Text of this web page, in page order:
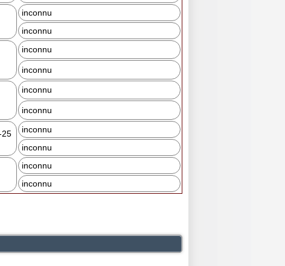
inconnu
inconnu
inconnu
inconnu
inconnu
inconnu
25
inconnu
inconnu
inconnu
inconnu